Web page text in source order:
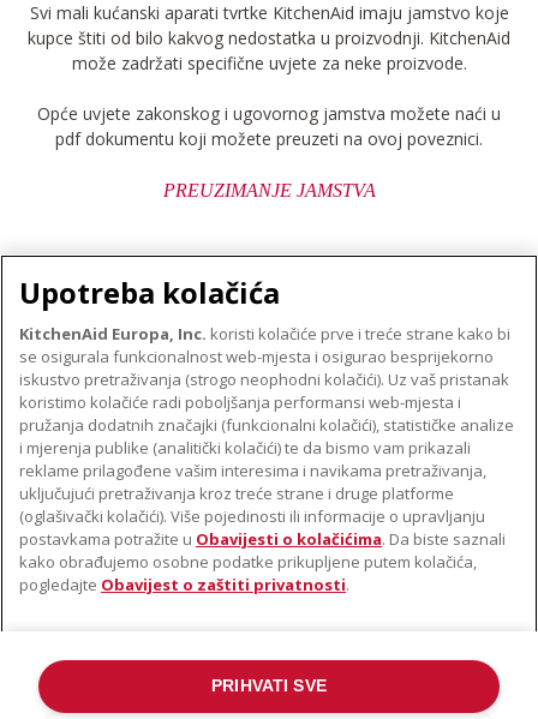
Svi mali kućanski aparati tvrtke KitchenAid imaju jamstvo koje
kupce štiti od bilo kakvog nedostatka u proizvodnji. KitchenAid
može zadržati specifične uvjete za neke proizvode.
Opće uvjete zakonskog i ugovornog jamstva možete naći u
pdf dokumentu koji možete preuzeti na ovoj poveznici.
PREUZIMANJE JAMSTVA
O TVRTKI KITCHENAID
Robna marka
Povijest
ODR
PODRŠKA
Pronađi trgovinu
Jamstvo i dokumenti
PRATITE NAS
©2022. Sva prava pridržana. KitchenAid i dizajn samostojećeg miksera
Upotreba kolačića
KitchenAid Europa, Inc. koristi kolačiće prve i treće strane kako bi
se osigurala funkcionalnost web-mjesta i osigurao besprijekorno
iskustvo pretraživanja (strogo neophodni kolačići). Uz vaš pristanak
koristimo kolačiće radi poboljšanja performansi web-mjesta i
pružanja dodatnih značajki (funkcionalni kolačići), statističke analize
i mjerenja publike (analitički kolačići) te da bismo vam prikazali
reklame prilagođene vašim interesima i navikama pretraživanja,
uključujući pretraživanja kroz treće strane i druge platforme
(oglašivački kolačići). Više pojedinosti ili informacije o upravljanju
postavkama potražite u Obavijesti o kolačićima. Da biste saznali
kako obrađujemo osobne podatke prikupljene putem kolačića,
pogledajte Obavijest o zaštiti privatnosti.
PRIHVATI SVE